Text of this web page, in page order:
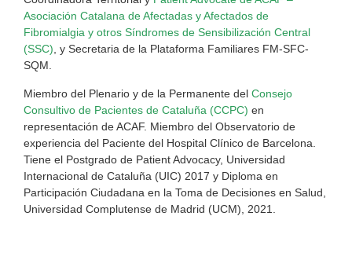
Asociación Catalana de Afectadas y Afectados de
Fibromialgia y otros Síndromes de Sensibilización Central
(SSC) , y Secretaria de la Plataforma Familiares FM-SFC-
SQM.
Miembro del Plenario y de la Permanente del Consejo
Consultivo de Pacientes de Cataluña (CCPC) en
representación de ACAF. Miembro del Observatorio de
experiencia del Paciente del Hospital Clínico de Barcelona.
Tiene el Postgrado de Patient Advocacy, Universidad
Internacional de Cataluña (UIC) 2017 y Diploma en
Participación Ciudadana en la Toma de Decisiones en Salud,
Universidad Complutense de Madrid (UCM), 2021.